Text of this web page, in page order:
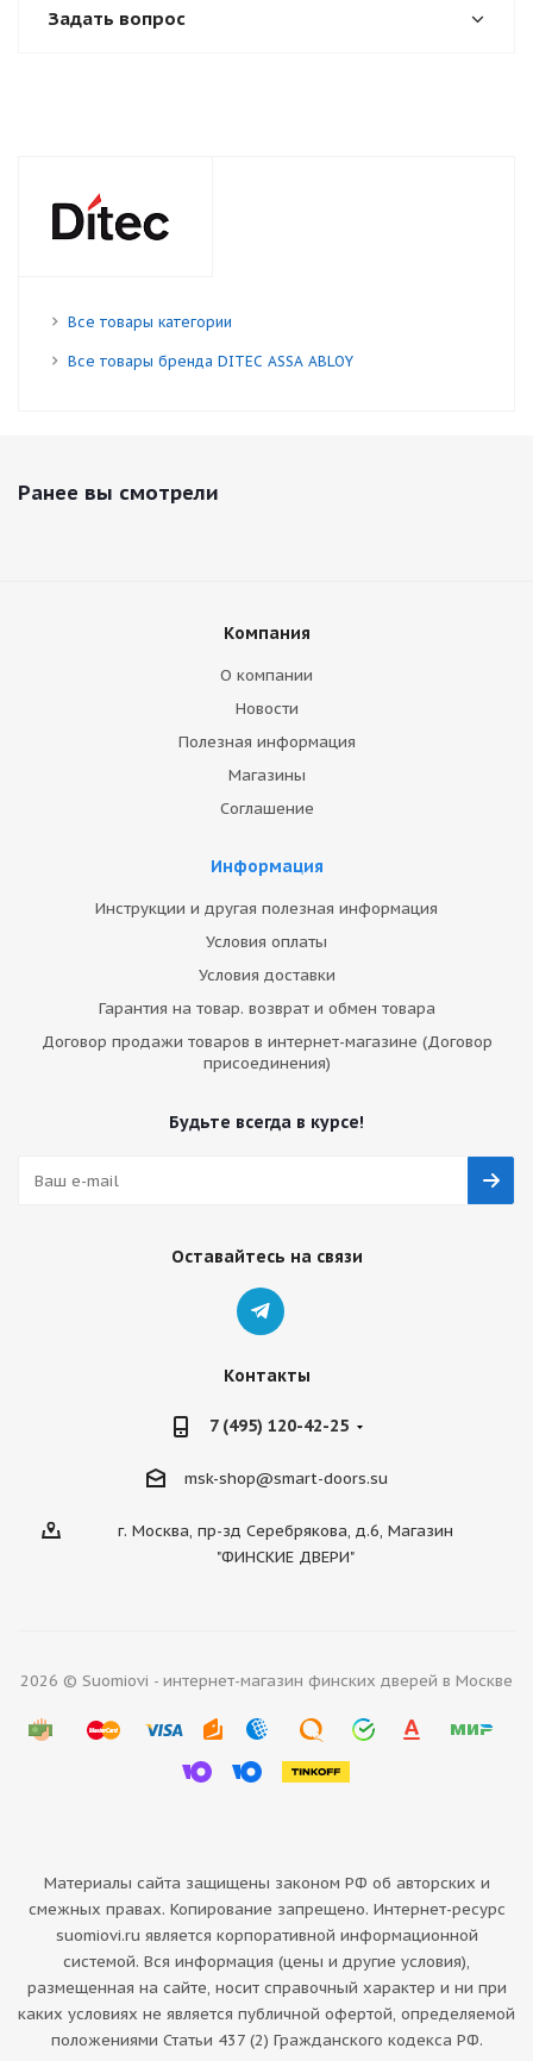
Задать вопрос
Все товары категории
Все товары бренда DITEC ASSA ABLOY
Ранее вы смотрели
Компания
О компании
Новости
Полезная информация
Магазины
Соглашение
Информация
Инструкции и другая полезная информация
Условия оплаты
Условия доставки
Гарантия на товар. возврат и обмен товара
Договор продажи товаров в интернет-магазине (Договор
присоединения)
Будьте всегда в курсе!
Оставайтесь на связи
Контакты
7 (495) 120-42-25
msk-shop@smart-doors.su
г. Москва, пр-зд Серебрякова, д.6, Магазин
"ФИНСКИЕ ДВЕРИ"
2026 © Suomiovi - интернет-магазин финских дверей в Москве
Материалы сайта защищены законом РФ об авторских и
смежных правах. Копирование запрещено. Интернет-ресурс
suomiovi.ru является корпоративной информационной
системой. Вся информация (цены и другие условия),
размещенная на сайте, носит справочный характер и ни при
каких условиях не является публичной офертой, определяемой
положениями Статьи 437 (2) Гражданского кодекса РФ.